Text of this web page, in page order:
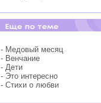
- Медовый месяц
- Венчание
- Дети
- Это интересно
- Стихи о любви